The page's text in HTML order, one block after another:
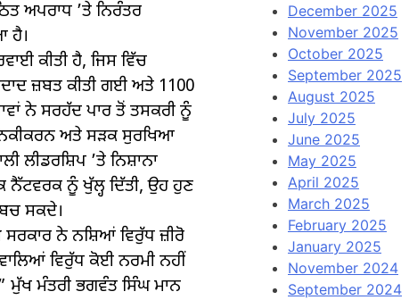
ਅਪਰਾਧ ’ਤੇ ਨਿਰੰਤਰ
ਹੈ।
ਕੀਤੀ ਹੈ, ਜਿਸ ਵਿੱਚ
ਜ਼ਬਤ ਕੀਤੀ ਗਈ ਅਤੇ 1100
ਨੇ ਸਰਹੱਦ ਪਾਰ ਤੋਂ ਤਸਕਰੀ ਨੂੰ
ਅਤੇ ਸੜਕ ਸੁਰਖਿਆ
ਲੀਡਰਸ਼ਿਪ ’ਤੇ ਨਿਸ਼ਾਨਾ
ਨੈੱਟਵਰਕ ਨੂੰ ਖੁੱਲ੍ਹ ਦਿੱਤੀ, ਉਹ ਹੁਣ
ਸਕਦੇ।
ਨੇ ਨਸ਼ਿਆਂ ਵਿਰੁੱਧ ਜ਼ੀਰੋ
ਵਿਰੁੱਧ ਕੋਈ ਨਰਮੀ ਨਹੀਂ
ਮੁੱਖ ਮੰਤਰੀ ਭਗਵੰਤ ਸਿੰਘ ਮਾਨ
December 2025
November 2025
October 2025
September 2025
August 2025
July 2025
June 2025
May 2025
April 2025
March 2025
February 2025
January 2025
November 2024
September 2024